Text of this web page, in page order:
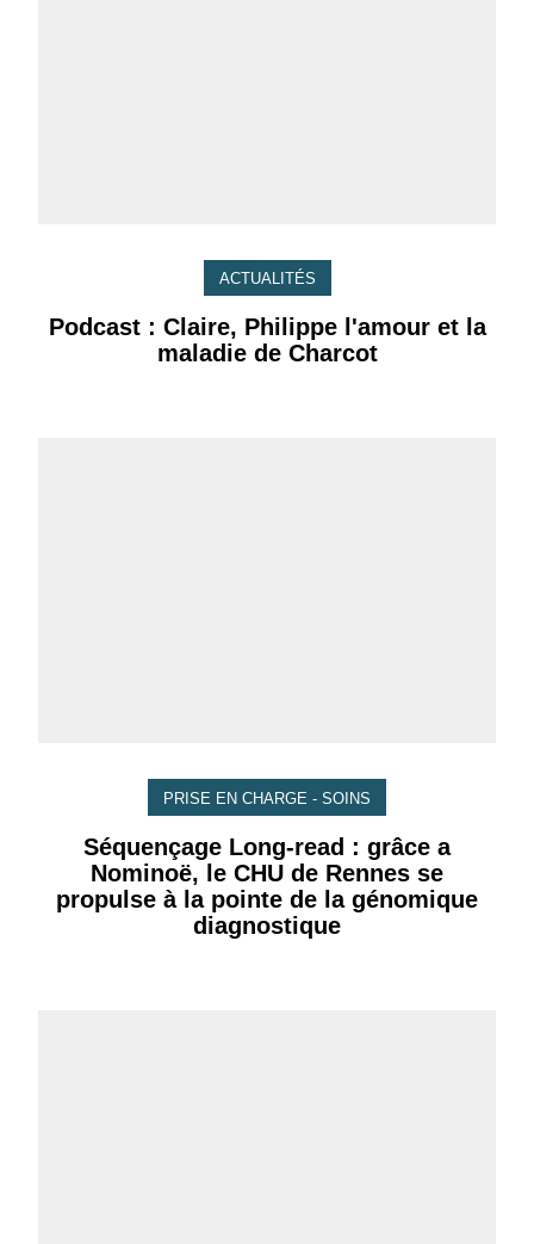
ACTUALITÉS
Podcast : Claire, Philippe l'amour et la
maladie de Charcot
PRISE EN CHARGE - SOINS
Séquençage Long-read : grâce a
Nominoë, le CHU de Rennes se
propulse à la pointe de la génomique
diagnostique